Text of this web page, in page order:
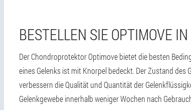
BESTELLEN SIE OPTIMOVE
Der Chondroprotektor Optimove bietet die besten
eines Gelenks ist mit Knorpel bedeckt. Der Zustand
verbessern die Qualität und Quantität der
Gelenkgewebe innerhalb weniger Wochen nach